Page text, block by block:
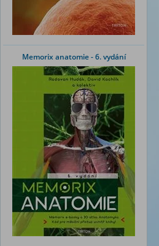
Memorix anatomie - 6. vydání